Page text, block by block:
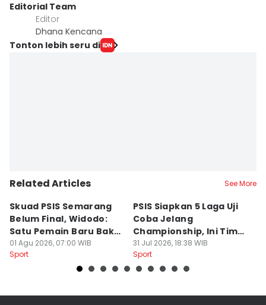
Editorial Team
Editor
Dhana Kencana
Tonton lebih seru di
Related Articles See More
Skuad PSIS Semarang
Belum Final, Widodo:
Satu Pemain Baru Bakal
Gabung
01 Agu 2026, 07:00 WIB
Sport
PSIS Siapkan 5 Laga Uji
Coba Jelang
Championship, Ini Tim
Calon Lawan
31 Jul 2026, 18:38 WIB
Sport